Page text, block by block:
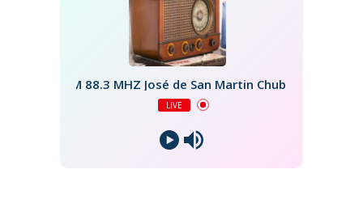
FM 88.3 MHZ José de San Martin Chubut
LIVE